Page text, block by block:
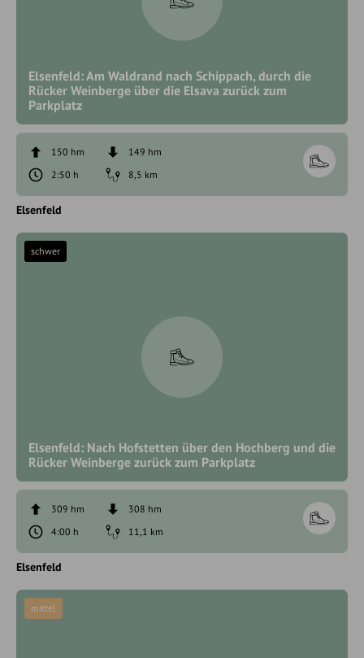
Elsenfeld: Am Waldrand nach Schippach, durch die
Rücker Weinberge über die Elsava zurück zum
Parkplatz
150 hm
149 hm
2:50 h
8,5 km
Elsenfeld
Elsenfeld: Nach Hofstetten über den Hochberg und die
Rücker Weinberge zurück zum Parkplatz
schwer
309 hm
308 hm
4:00 h
11,1 km
Elsenfeld
mittel